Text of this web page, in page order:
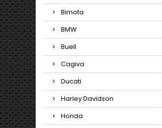
Bimota
BMW
Buell
Cagiva
Ducati
Harley Davidson
Honda